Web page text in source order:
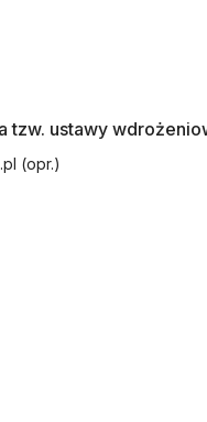
tzw. ustawy
(opr.)